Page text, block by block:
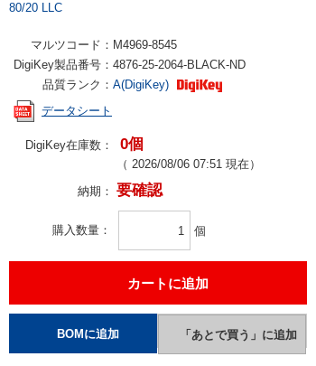
80/20 LLC
マルツコード： M4969-8545
DigiKey製品番号： 4876-25-2064-BLACK-ND
品質ランク： A(DigiKey)
データシート
DigiKey在庫数： 0個
（ 2026/08/06 07:51 現在）
納期： 要確認
購入数量 個